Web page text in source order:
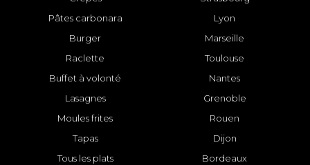
Pâtes carbonara
Burger
Raclette
Buffet à volonté
Lasagnes
Moules frites
Tapas
Tous les plats
Lyon
Marseille
Toulouse
Nantes
Grenoble
Rouen
Dijon
Bordeaux